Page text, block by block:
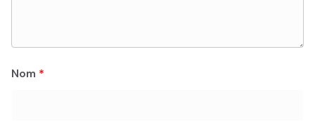
Nom *